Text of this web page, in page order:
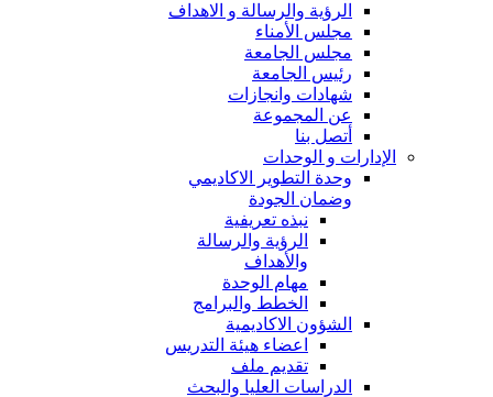
الرؤية والرسالة و الاهداف
مجلس الأمناء
مجلس الجامعة
رئيس الجامعة
شهادات وانجازات
عن المجموعة
أتصل بنا
الإدارات و الوحدات
وحدة التطوير الاكاديمي
وضمان الجودة
نبذه تعريفية
الرؤية والرسالة
والأهداف
مهام الوحدة
الخطط والبرامج
الشؤون الاكاديمية
اعضاء هيئة التدريس
تقديم ملف
الدراسات العليا والبحث